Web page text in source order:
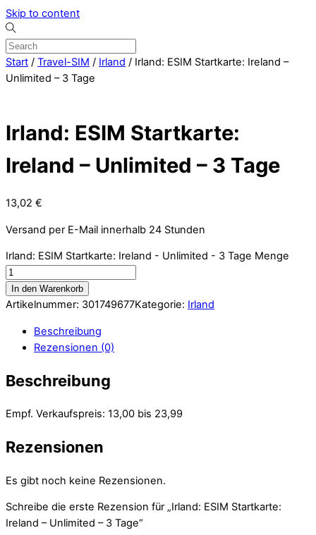
Skip to content
Start / Travel-SIM / Irland / Irland: ESIM Startkarte: Ireland –
Unlimited – 3 Tage
Irland: ESIM Startkarte:
Ireland – Unlimited – 3 Tage
13,02 €
Versand per E-Mail innerhalb 24 Stunden
Irland: ESIM Startkarte: Ireland - Unlimited - 3 Tage Menge
In den Warenkorb
Artikelnummer: 301749677Kategorie: Irland
Beschreibung
Rezensionen (0)
Beschreibung
Empf. Verkaufspreis: 13,00 bis 23,99
Rezensionen
Es gibt noch keine Rezensionen.
Schreibe die erste Rezension für „Irland: ESIM Startkarte:
Ireland – Unlimited – 3 Tage“